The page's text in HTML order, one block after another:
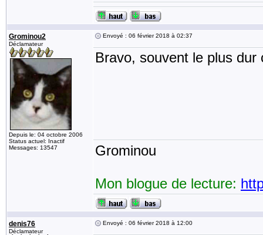
Grominou2
Déclamateur
Depuis le: 04 octobre 2006
Status actuel: Inactif
Messages: 13547
Envoyé : 06 février 2018 à 02:37
Bravo, souvent le plus
Grominou
Mon blogue de lecture:
denis76
Déclamateur
Envoyé : 06 février 2018 à 12:00